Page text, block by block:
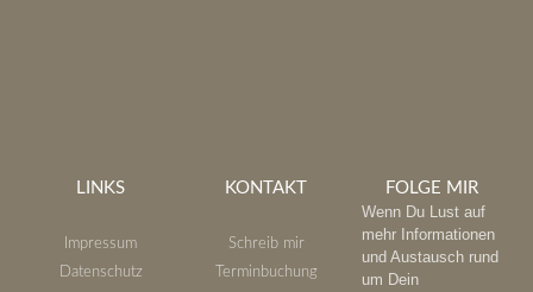
LINKS
Impressum
Datenschutz
KONTAKT
Schreib mir
Terminbuchung
FOLGE MIR
Wenn Du Lust auf
mehr Informationen
und Austausch rund
um Dein